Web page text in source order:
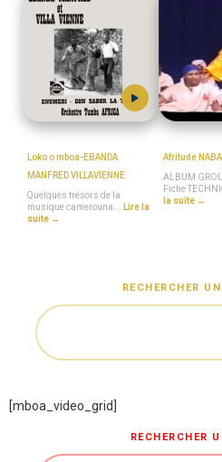
Loko o mboa-EBANDA
MANFRED VILLAVIENNE
Quelques trésors de la
musique camerouna...
Lire la
suite →
Afritude
ALBUM
Fiche
la suite →
RECHERCHER
[mboa_video_grid]
RECHERCHER